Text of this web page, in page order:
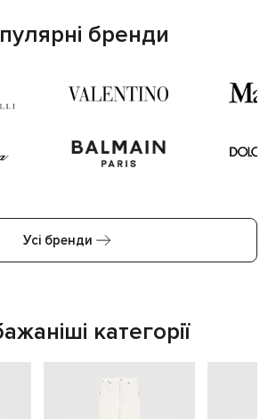
бренди
Усі бренди
категорії